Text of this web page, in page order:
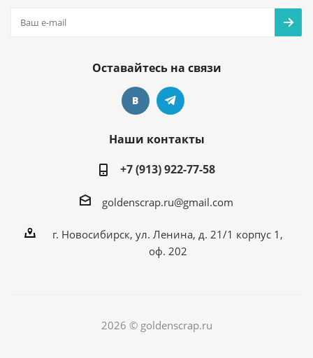
Оставайтесь на связи
Наши контакты
+7 (913) 922-77-58
goldenscrap.ru@gmail.com
г. Новосибирск, ул. Ленина, д. 21/1 корпус 1,
оф. 202
2026 © goldenscrap.ru